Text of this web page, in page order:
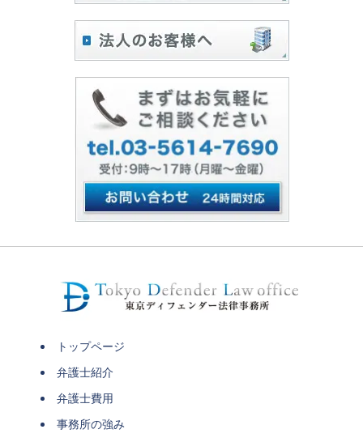
トップページ
弁護士紹介
弁護士費用
事務所の強み